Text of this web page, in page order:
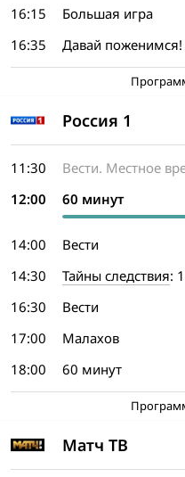
16:15
Большая игра
16:35
Давай поженимся!
Россия 1
11:30
Вести. Местное
12:00
60 минут
14:00
Вести
14:30
Тайны следствия:
16:30
Вести
17:00
Малахов
18:00
60 минут
Матч ТВ